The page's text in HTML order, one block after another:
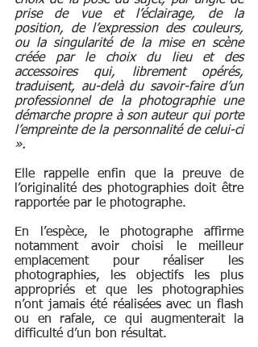
prise de vue et l’éclairage, de la
position, de l’expression des couleurs,
ou la singularité de la mise en scène
créée par le choix du lieu et des
accessoires qui, librement opérés,
traduisent, au-delà du savoir-faire d’un
professionnel de la photographie une
démarche propre à son auteur qui porte
l’empreinte de la personnalité de celui-ci
».
Elle rappelle enfin que la preuve de
l’originalité des photographies doit être
rapportée par le photographe.
En l’espèce, le photographe affirme
notamment avoir choisi le meilleur
emplacement pour réaliser les
photographies, les objectifs les plus
appropriés et que les photographies
n’ont jamais été réalisées avec un flash
ou en rafale, ce qui augmenterait la
difficulté d’un bon résultat.